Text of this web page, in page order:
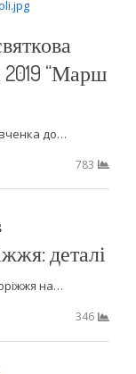
“Марш
до…
783
деталі
на…
346